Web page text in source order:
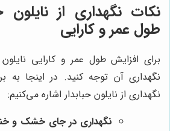
نکات نگهداری از نایلون
طول عمر و کارایی
برای افزایش طول عمر و کارایی نایلون
نگهداری آن توجه کنید. در اینجا به
نگهداری از نایلون حبابدار اشاره می‌کنیم:
نگهداری در جای خشک و